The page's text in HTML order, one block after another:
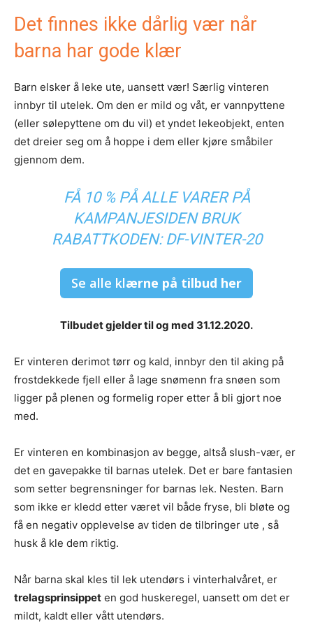
Det finnes ikke dårlig vær når
barna har gode klær
Barn elsker å leke ute, uansett vær! Særlig vinteren
innbyr til utelek. Om den er mild og våt, er vannpyttene
(eller sølepyttene om du vil) et yndet lekeobjekt, enten
det dreier seg om å hoppe i dem eller kjøre småbiler
gjennom dem.
FÅ 10 % PÅ ALLE VARER PÅ
KAMPANJESIDEN BRUK
RABATTKODEN: DF-VINTER-20
Se alle klærne på tilbud her
Tilbudet gjelder til og med 31.12.2020.
Er vinteren derimot tørr og kald, innbyr den til aking på
frostdekkede fjell eller å lage snømenn fra snøen som
ligger på plenen og formelig roper etter å bli gjort noe
med.
Er vinteren en kombinasjon av begge, altså slush-vær, er
det en gavepakke til barnas utelek. Det er bare fantasien
som setter begrensninger for barnas lek. Nesten. Barn
som ikke er kledd etter været vil både fryse, bli bløte og
få en negativ opplevelse av tiden de tilbringer ute , så
husk å kle dem riktig.
Når barna skal kles til lek utendørs i vinterhalvåret, er
trelagsprinsippet en god huskeregel, uansett om det er
mildt, kaldt eller vått utendørs.